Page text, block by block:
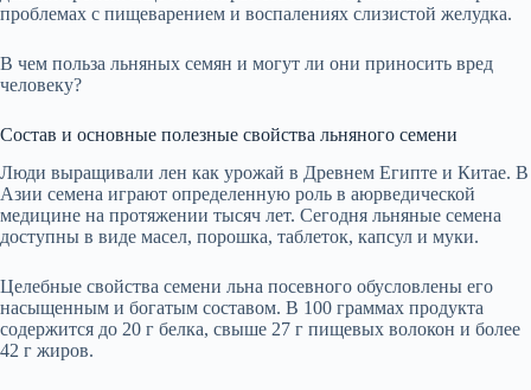
проблемах с пищеварением и воспалениях слизистой желудка.
В чем польза льняных семян и могут ли они приносить вред
человеку?
Состав и основные полезные свойства льняного семени
Люди выращивали лен как урожай в Древнем Египте и Китае. В
Азии семена играют определенную роль в аюрведической
медицине на протяжении тысяч лет. Сегодня льняные семена
доступны в виде масел, порошка, таблеток, капсул и муки.
Целебные свойства семени льна посевного обусловлены его
насыщенным и богатым составом. В 100 граммах продукта
содержится до 20 г белка, свыше 27 г пищевых волокон и более
42 г жиров.